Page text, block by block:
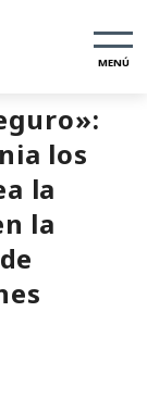
MENÚ
los
la
la